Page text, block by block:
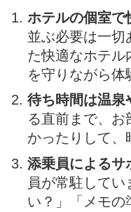
ホテルの個室で
並ぶ必要は一切
た快適なホテル
を守りながら体
待ち時間は温泉
る直前まで、お
かったりして、
添乗員によるサ
員が常駐して
い？」「メモの